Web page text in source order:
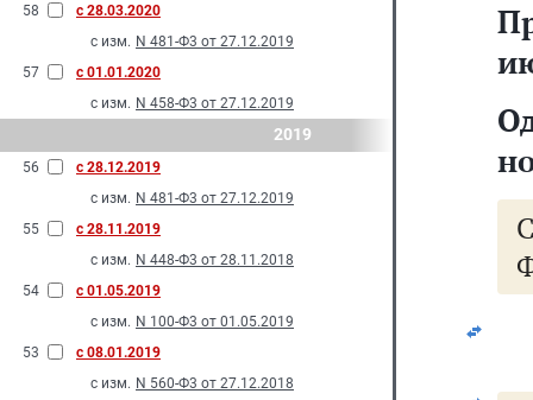
58
с 28.03.2020
с изм. N 481-Ф3 от 27.12.2019
57
с 01.01.2020
с изм. N 458-Ф3 от 27.12.2019
2019
56
с 28.12.2019
с изм. N 481-Ф3 от 27.12.2019
55
с 28.11.2019
с изм. N 448-Ф3 от 28.11.2018
54
с 01.05.2019
с изм. N 100-Ф3 от 01.05.2019
53
с 08.01.2019
с изм. N 560-Ф3 от 27.12.2018